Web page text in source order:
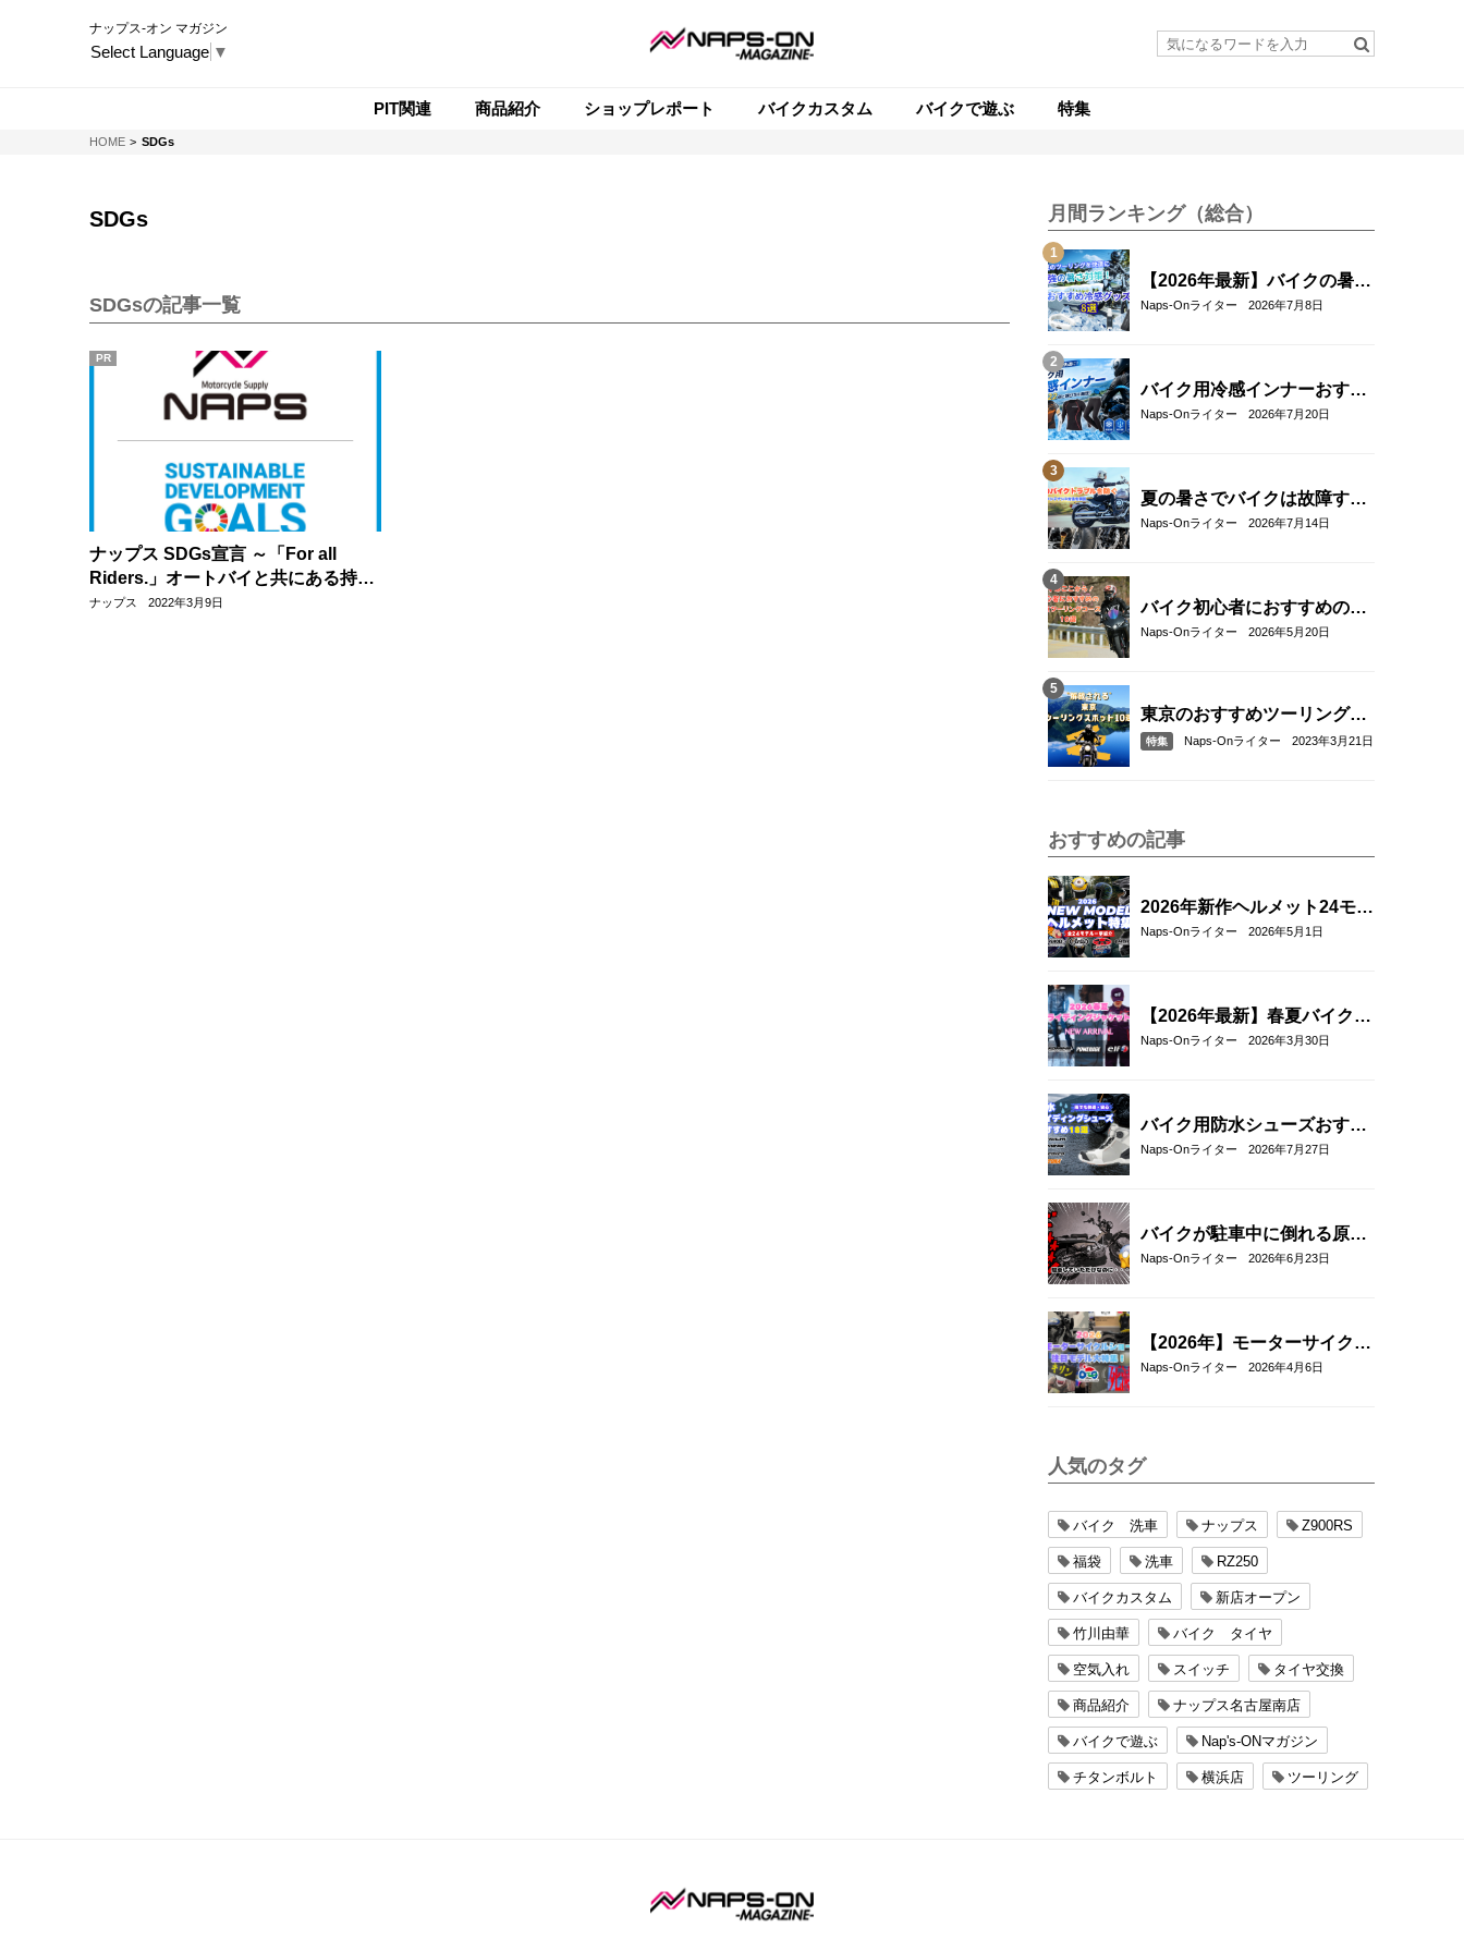
ナップス-オン マガジン
Select Language ▼
PIT関連 商品紹介 ショップレポート バイクカスタム バイクで遊ぶ 特集
HOMENAPS-ON マガジン
SDGs
SDGs
SDGsの記事一覧
PR
ナップス SDGs宣言 ～「For all
Riders.」オートバイと共にある持続
可能な社会の実現に向けて ～
ナップス 2022年3月9日
月間ランキング（総合）
【2026年最新】バイクの暑さ
対策・冷感グッズおすすめ8
Naps-Onライター 2026年7月8日
バイク用冷感インナーおすす
め22選！夏のツーリングを快
Naps-Onライター 2026年7月20日
夏の暑さでバイクは故障す
る？起こりやすいトラブルと
Naps-Onライター 2026年7月14日
バイク初心者におすすめの関
東近郊ツーリングコース10選
Naps-Onライター 2026年5月20日
東京のおすすめツーリングス
ポット10選
特集 Naps-Onライター 2023年3月21日
おすすめの記事
2026年新作ヘルメット24モデ
ル一挙紹介！アラ
め
Naps-Onライター 2026年5月1日
【2026年最新】春夏バイクジ
ャケットおすすめ33選！｜タ
Naps-Onライター 2026年3月30日
バイク用防水シューズおすす
め18選！雨の日も快適なライ
Naps-Onライター 2026年7月27日
バイクが駐車中に倒れる原因
と対策5選｜転倒防止テクニ
Naps-Onライター 2026年6月23日
【2026年】モーターサイクル
ショー注目モデル総まとめ｜
Naps-Onライター 2026年4月6日
人気のタグ
バイク 洗車 ナップス Z900RS
福袋 洗車 RZ250
バイクカスタム 新店オープン
竹川由華 バイク タイヤ
空気入れ スイッチ タイヤ交換
商品紹介 ナップス名古屋南店
バイクで遊ぶ Nap's-ONマガジン
チタンボルト 横浜店 ツーリング